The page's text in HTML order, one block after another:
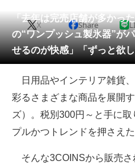
会員記事
メディア
注目記事を集めた総合ページ
ITの今と未来を見通す
スマホと通信の最新トレンド
「去年は完売店舗が多かっ
の“ワンプッシュ製氷器”が
せるのが快感」「ずっと欲
X Share
日用品やインテリア雑貨
彩るさまざまな商品を展開
ズ）。税別300円～と手に
プルかつトレンドを押さえ
そんな3COINSから販売さ